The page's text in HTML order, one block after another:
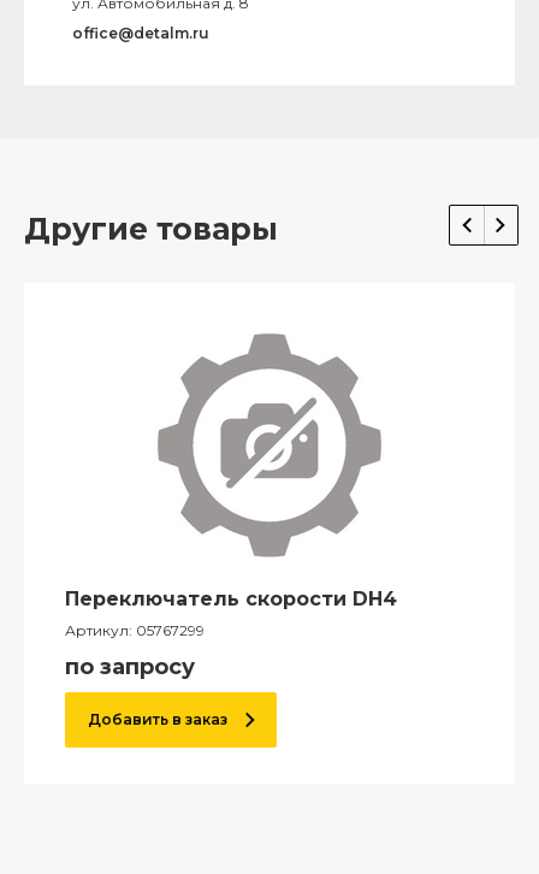
office@detalm.ru
Другие товары
Переключатель скорости DH4
Артикул: 05767299
по запросу
Добавить в заказ